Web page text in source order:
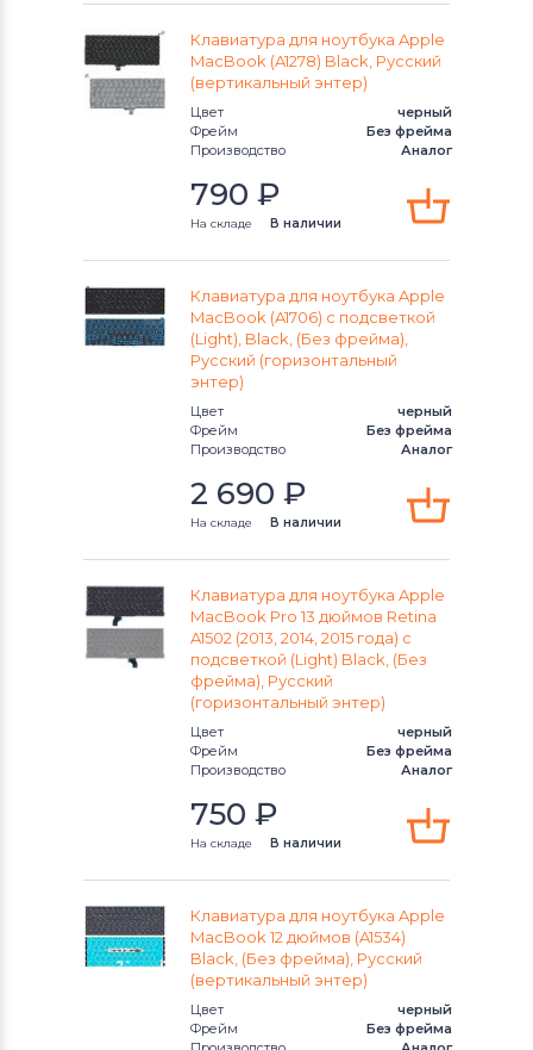
Клавиатура для ноутбука Apple
MacBook (A1278) Black, Русский
(вертикальный энтер)
Цвет
черный
Фрейм
Без фрейма
Производство
Аналог
790 ₽
На складе В наличии
Клавиатура для ноутбука Apple
MacBook (A1706) с подсветкой
(Light), Black, (Без фрейма),
Русский (горизонтальный
энтер)
Цвет
черный
Фрейм
Без фрейма
Производство
Аналог
2 690 ₽
На складе В наличии
Клавиатура для ноутбука Apple
MacBook Pro 13 дюймов Retina
A1502 (2013, 2014, 2015 года) с
подсветкой (Light) Black, (Без
фрейма), Русский
(горизонтальный энтер)
Цвет
черный
Фрейм
Без фрейма
Производство
Аналог
750 ₽
На складе В наличии
Клавиатура для ноутбука Apple
MacBook 12 дюймов (A1534)
Black, (Без фрейма), Русский
(вертикальный энтер)
Цвет
черный
Фрейм
Без фрейма